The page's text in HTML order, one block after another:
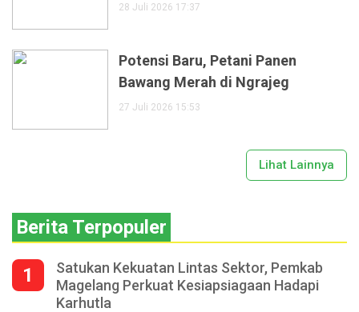
28 Juli 2026 17:37
Potensi Baru, Petani Panen
Bawang Merah di Ngrajeg
27 Juli 2026 15:53
Lihat Lainnya
Berita Terpopuler
1
Satukan Kekuatan Lintas Sektor, Pemkab
Magelang Perkuat Kesiapsiagaan Hadapi
Karhutla